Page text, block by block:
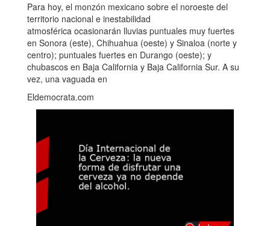
Para hoy, el monzón mexicano sobre el noroeste del
territorio nacional e inestabilidad
atmosférica ocasionarán lluvias puntuales muy fuertes
en Sonora (este), Chihuahua (oeste) y Sinaloa (norte y
centro); puntuales fuertes en Durango (oeste); y
chubascos en Baja California y Baja California Sur. A su
vez, una vaguada en
Eldemocrata.com